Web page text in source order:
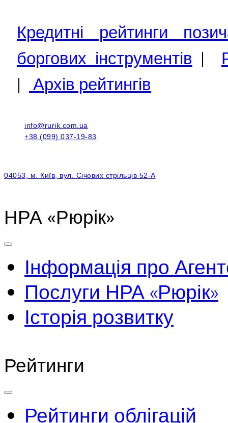
Кредитні рейтинги
боргових інструментів |
|
Архів рейтингів
info@rurik.com.ua
+38 (099) 037-19-83
04053, м. Київ, вул. Січових стрільців 52-А
НРА «Рюрік»
Інформація про
Послуги НРА «Рюрік»
Історія розвитку
Рейтинги
Рейтинги облігацій